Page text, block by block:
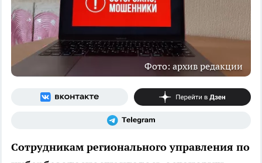
Фото: архив редакции
Сотрудникам регионального управления по